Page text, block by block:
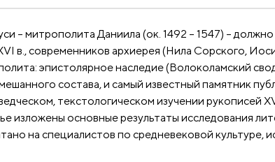
– митрополита Даниила (ок. 1492 – 1547) –
в., современников архиерея (Нила Сорского,
эпистолярное наследие (Волоколамский
состава, и самый известный памятник
текстологическом изучении рукописей
изложены основные результаты исследования
на специалистов по средневековой культуре,